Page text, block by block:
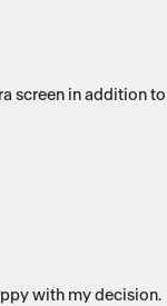
screen in addition
with my decision.